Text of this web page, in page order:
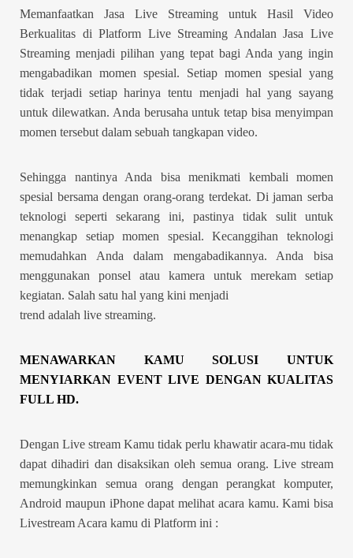
Memanfaatkan Jasa Live Streaming untuk Hasil Video
Berkualitas di Platform Live Streaming Andalan Jasa Live
Streaming menjadi pilihan yang tepat bagi Anda yang ingin
mengabadikan momen spesial. Setiap momen spesial yang
tidak terjadi setiap harinya tentu menjadi hal yang sayang
untuk dilewatkan. Anda berusaha untuk tetap bisa menyimpan
momen tersebut dalam sebuah tangkapan video.
Sehingga nantinya Anda bisa menikmati kembali momen
spesial bersama dengan orang-orang terdekat. Di jaman serba
teknologi seperti sekarang ini, pastinya tidak sulit untuk
menangkap setiap momen spesial. Kecanggihan teknologi
memudahkan Anda dalam mengabadikannya. Anda bisa
menggunakan ponsel atau kamera untuk merekam setiap
kegiatan. Salah satu hal yang kini menjadi
trend adalah live streaming.
MENAWARKAN KAMU SOLUSI UNTUK
MENYIARKAN EVENT LIVE DENGAN KUALITAS
FULL HD.
Dengan Live stream Kamu tidak perlu khawatir acara-mu tidak
dapat dihadiri dan disaksikan oleh semua orang. Live stream
memungkinkan semua orang dengan perangkat komputer,
Android maupun iPhone dapat melihat acara kamu. Kami bisa
Livestream Acara kamu di Platform ini :